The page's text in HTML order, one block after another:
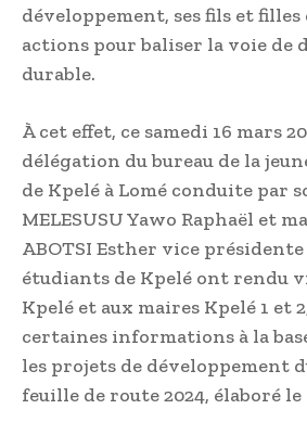
développement, ses fils et
actions pour baliser la voie de
durable.
À cet effet, ce samedi 16 mars
délégation du bureau de la
de Kpelé à Lomé conduite par
MELESUSU Yawo Raphaël et
ABOTSI Esther vice présidente
étudiants de Kpelé ont rendu
Kpelé et aux maires Kpelé 1 et
certaines informations à la
les projets de développement
feuille de route 2024, élaboré